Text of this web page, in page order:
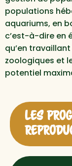
LES
populations
aquariums, en
c’est-à-dire en
qu’en
zoologiques et
potentiel